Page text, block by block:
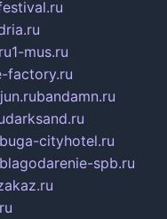
1-mus.ru
factory.ru
bandamn.ru
darksand.ru
cityhotel.ru
blagodarenie-spb.ru